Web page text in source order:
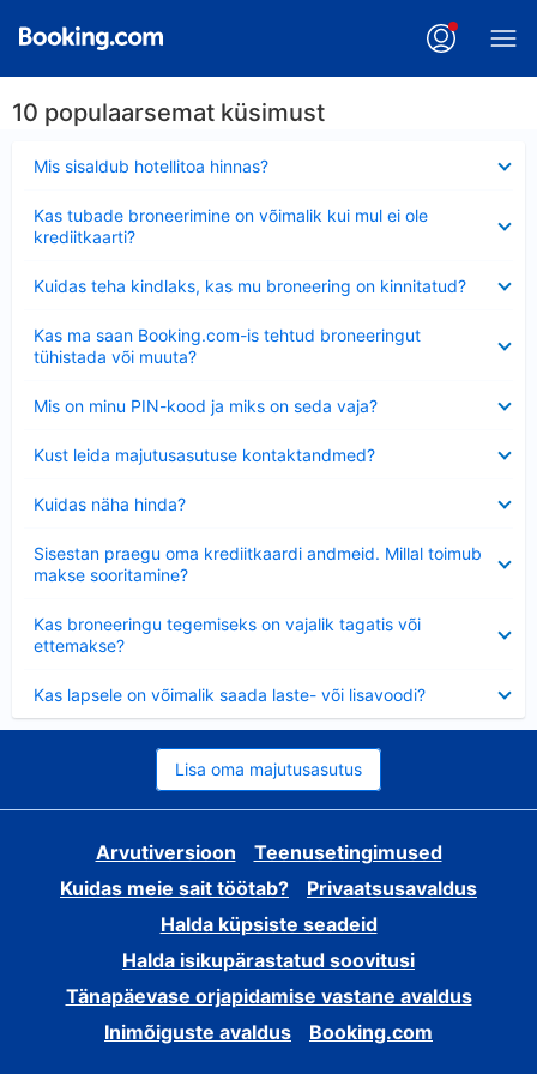
10 populaarsemat küsimust
Mis sisaldub hotellitoa hinnas?
Kas tubade broneerimine on võimalik kui mul ei ole
krediitkaarti?
Kuidas teha kindlaks, kas mu broneering on kinnitatud?
Kas ma saan Booking.com-is tehtud broneeringut
tühistada või muuta?
Mis on minu PIN-kood ja miks on seda vaja?
Kust leida majutusasutuse kontaktandmed?
Kuidas näha hinda?
Sisestan praegu oma krediitkaardi andmeid. Millal toimub
makse sooritamine?
Kas broneeringu tegemiseks on vajalik tagatis või
ettemakse?
Kas lapsele on võimalik saada laste- või lisavoodi?
Lisa oma majutusasutus
Arvutiversioon
Teenusetingimused
Kuidas meie sait töötab?
Privaatsusavaldus
Halda küpsiste seadeid
Halda isikupärastatud soovitusi
Tänapäevase orjapidamise vastane avaldus
Inimõiguste avaldus
Booking.com